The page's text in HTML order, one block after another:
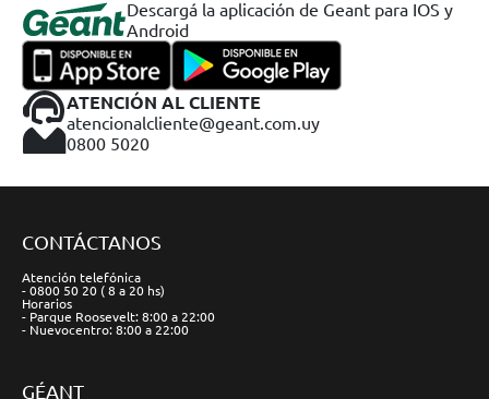
Descargá la aplicación de Geant para IOS y
Android
ATENCIÓN AL CLIENTE
atencionalcliente@geant.com.uy
0800 5020
CONTÁCTANOS
Atención telefónica
- 0800 50 20 ( 8 a 20 hs)
Horarios
- Parque Roosevelt: 8:00 a 22:00
- Nuevocentro: 8:00 a 22:00
GÉANT